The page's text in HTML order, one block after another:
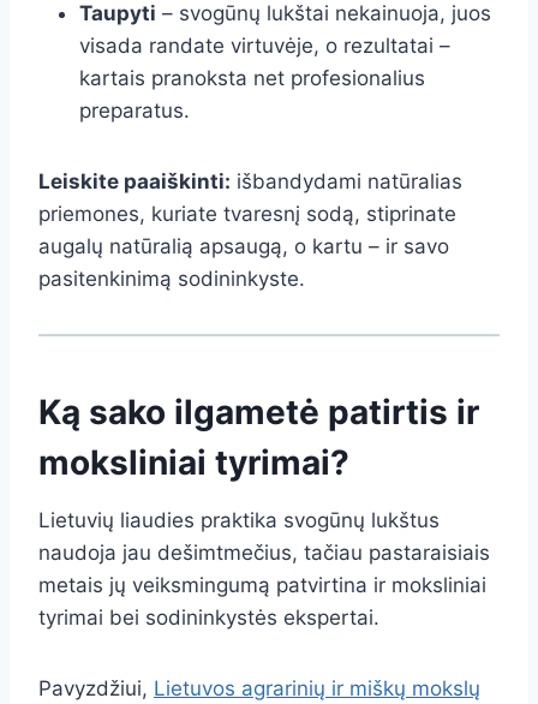
Taupyti – svogūnų lukštai nekainuoja, juos
visada randate virtuvėje, o rezultatai –
kartais pranoksta net profesionalius
preparatus.
Leiskite paaiškinti: išbandydami natūralias
priemones, kuriate tvaresnį sodą, stiprinate
augalų natūralią apsaugą, o kartu – ir savo
pasitenkinimą sodininkyste.
Ką sako ilgametė patirtis ir
moksliniai tyrimai?
Lietuvių liaudies praktika svogūnų lukštus
naudoja jau dešimtmečius, tačiau pastaraisiais
metais jų veiksmingumą patvirtina ir moksliniai
tyrimai bei sodininkystės ekspertai.
Pavyzdžiui, Lietuvos agrarinių ir miškų mokslų